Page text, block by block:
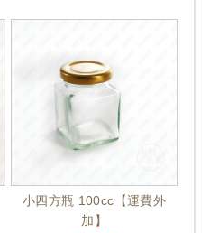
小四方瓶 100cc【運費外
加】